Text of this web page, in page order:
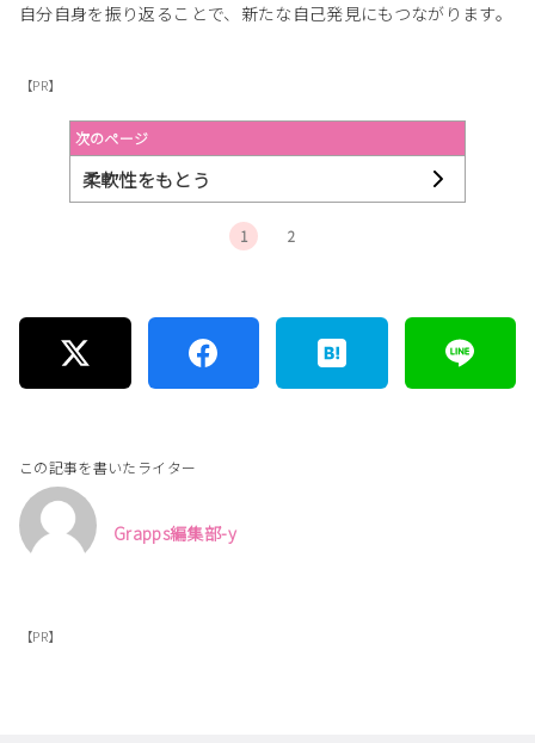
自分自身を振り返ることで、新たな自己発見にもつながります。
【PR】
次のページ
柔軟性をもとう
1 2
この記事を書いたライター
Grapps編集部-y
【PR】